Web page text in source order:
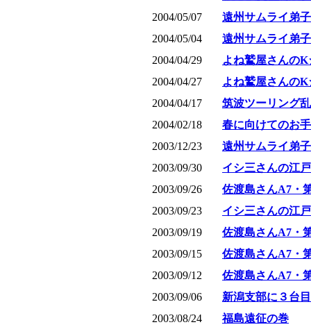
2004/05/07
遠州サムライ弟
2004/05/04
遠州サムライ弟
2004/04/29
よね鷲屋さんの
2004/04/27
よね鷲屋さん
2004/04/17
筑波ツーリング
2004/02/18
春に向けてのお
2003/12/23
遠州サムライ弟
2003/09/30
イシ三さんの江
2003/09/26
佐渡島さんA7・
2003/09/23
イシ三さんの江
2003/09/19
佐渡島さんA7・
2003/09/15
佐渡島さんA7・
2003/09/12
佐渡島さんA7・
2003/09/06
新潟支部に３台
2003/08/24
福島遠征の巻